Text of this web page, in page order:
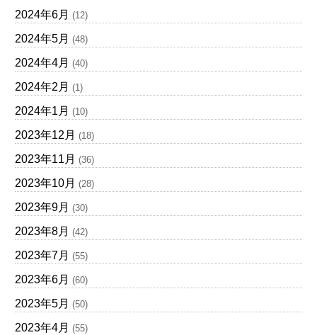
2024年6月 (12)
2024年5月 (48)
2024年4月 (40)
2024年2月 (1)
2024年1月 (10)
2023年12月 (18)
2023年11月 (36)
2023年10月 (28)
2023年9月 (30)
2023年8月 (42)
2023年7月 (55)
2023年6月 (60)
2023年5月 (50)
2023年4月 (55)